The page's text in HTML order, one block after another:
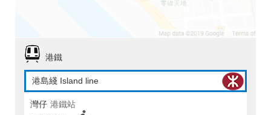
港鐵
港島綫 Island line
灣仔 港鐵站